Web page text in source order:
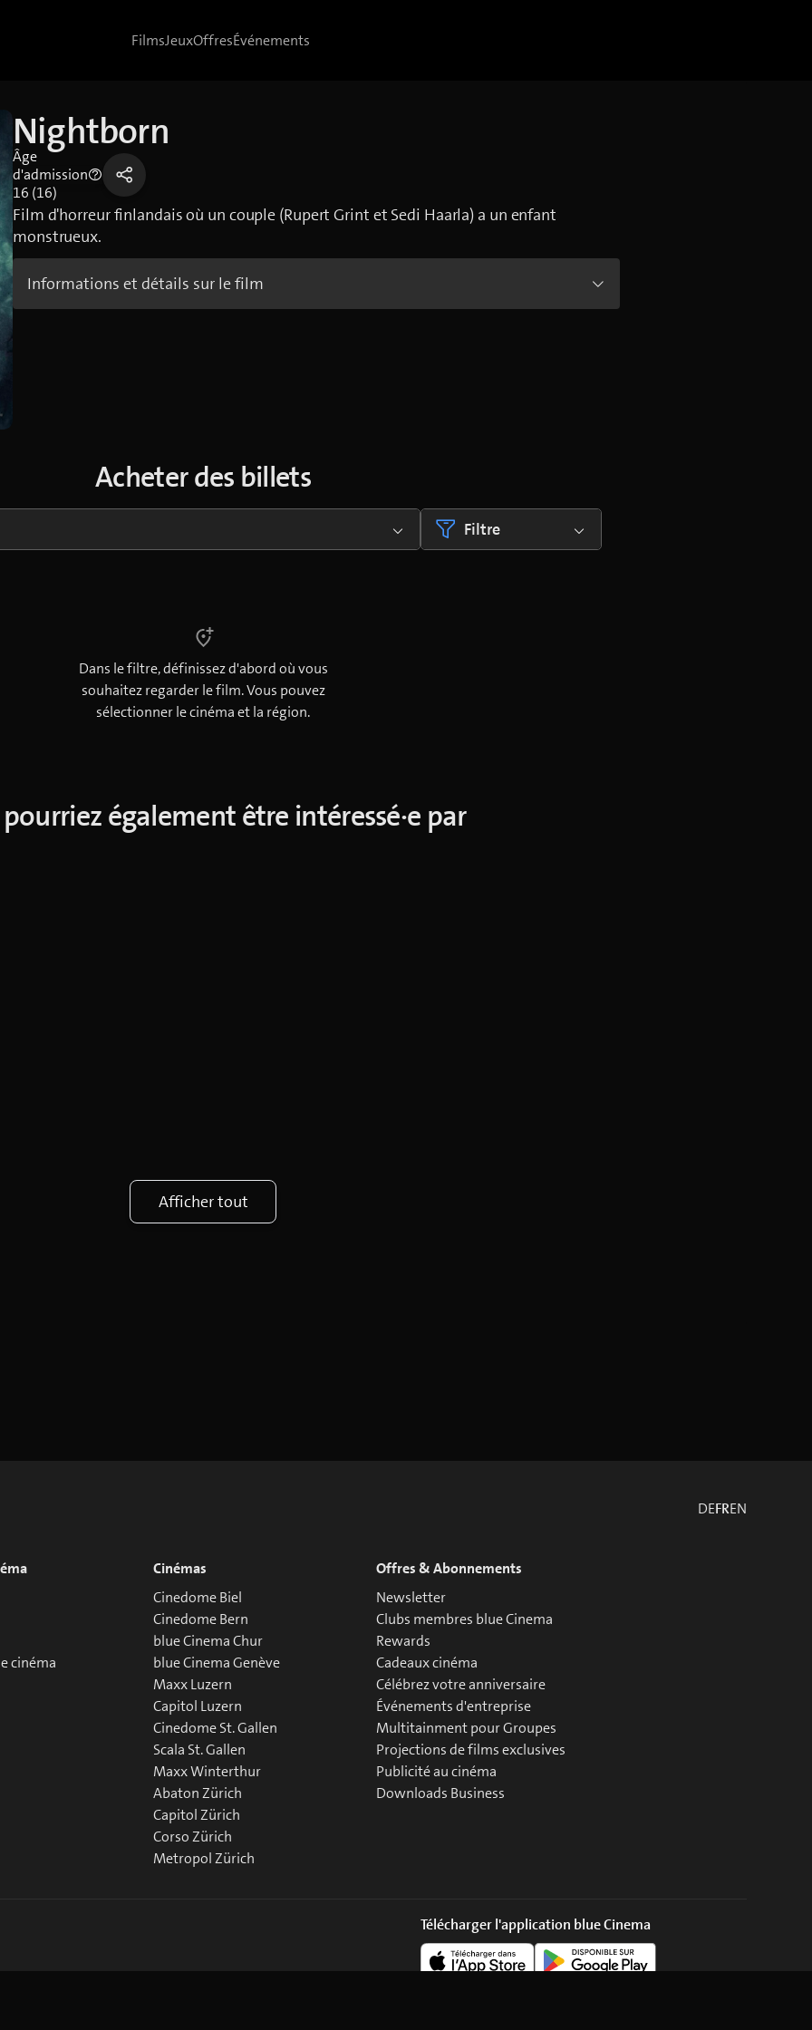
FilmsJeuxOffresÉvénements
Nightborn
Âge
d'admission
16 (16)
Film d'horreur finlandais où un couple (Rupert Grint et Sedi Haarla) a un enfant
monstrueux.
Informations et détails sur le film
Acheter des billets
Filtre
Dans le filtre, définissez d'abord où vous
souhaitez regarder le film. Vous pouvez
sélectionner le cinéma et la région.
également être intéressé·e par
Afficher tout
DEFREN
cinéma
Cinémas
Cinedome Biel
Cinedome Bern
blue Cinema Chur
blue Cinema Genève
Maxx Luzern
Capitol Luzern
Cinedome St. Gallen
Scala St. Gallen
Maxx Winterthur
Abaton Zürich
Capitol Zürich
Corso Zürich
Metropol Zürich
Offres & Abonnements
Newsletter
Clubs membres blue Cinema
Rewards
Cadeaux cinéma
Célébrez votre anniversaire
Événements d'entreprise
Multitainment pour Groupes
Projections de films exclusives
Publicité au cinéma
Downloads Business
Télécharger l'application blue Cinema